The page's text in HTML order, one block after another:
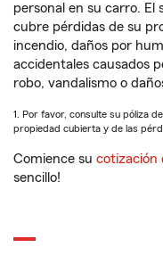
personal en su carro. El
cubre pérdidas de su
incendio, daños por
accidentales causados
robo, vandalismo o
1. Por favor, consulte su póliza
propiedad cubierta y de las
Comience su cotización
sencillo!